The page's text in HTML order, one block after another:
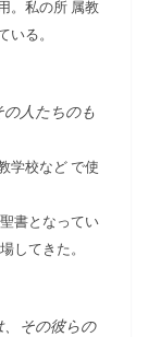
。私の所 属教
る。
人たちのも
学校など で使
書となってい
してきた。
その彼らの